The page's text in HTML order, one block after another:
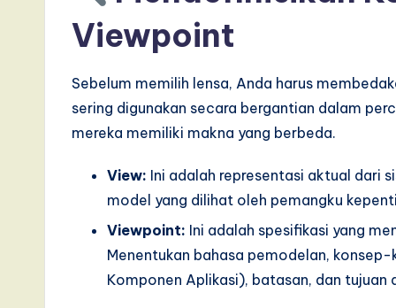
A
Viewpoint
Sebelum memilih lensa, Anda harus
sering digunakan secara bergantian dalam
mereka memiliki makna yang berbeda.
View: Ini adalah representasi aktual dari
model yang dilihat oleh pemangku
Viewpoint: Ini adalah spesifikasi yang
Menentukan bahasa pemodelan,
Komponen Aplikasi), batasan, dan tujuan